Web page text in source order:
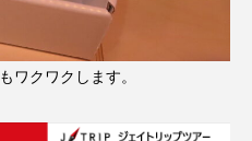
ワクワクします。